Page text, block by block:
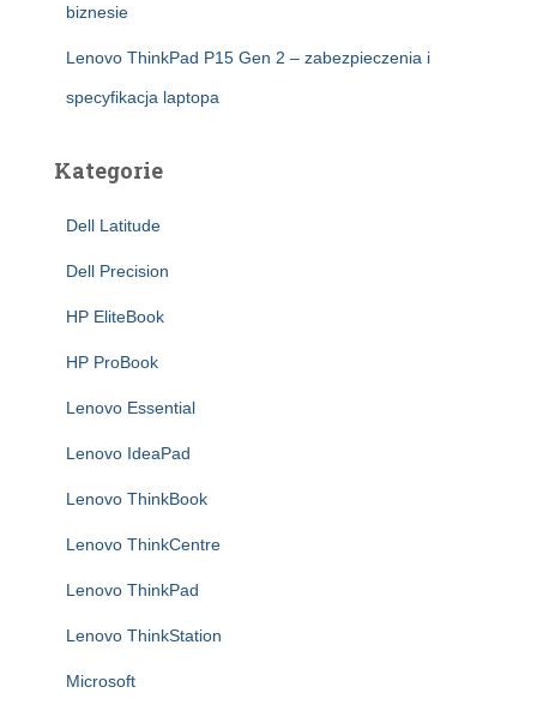
biznesie
Lenovo ThinkPad P15 Gen 2 – zabezpieczenia i
specyfikacja laptopa
Kategorie
Dell Latitude
Dell Precision
HP EliteBook
HP ProBook
Lenovo Essential
Lenovo IdeaPad
Lenovo ThinkBook
Lenovo ThinkCentre
Lenovo ThinkPad
Lenovo ThinkStation
Microsoft